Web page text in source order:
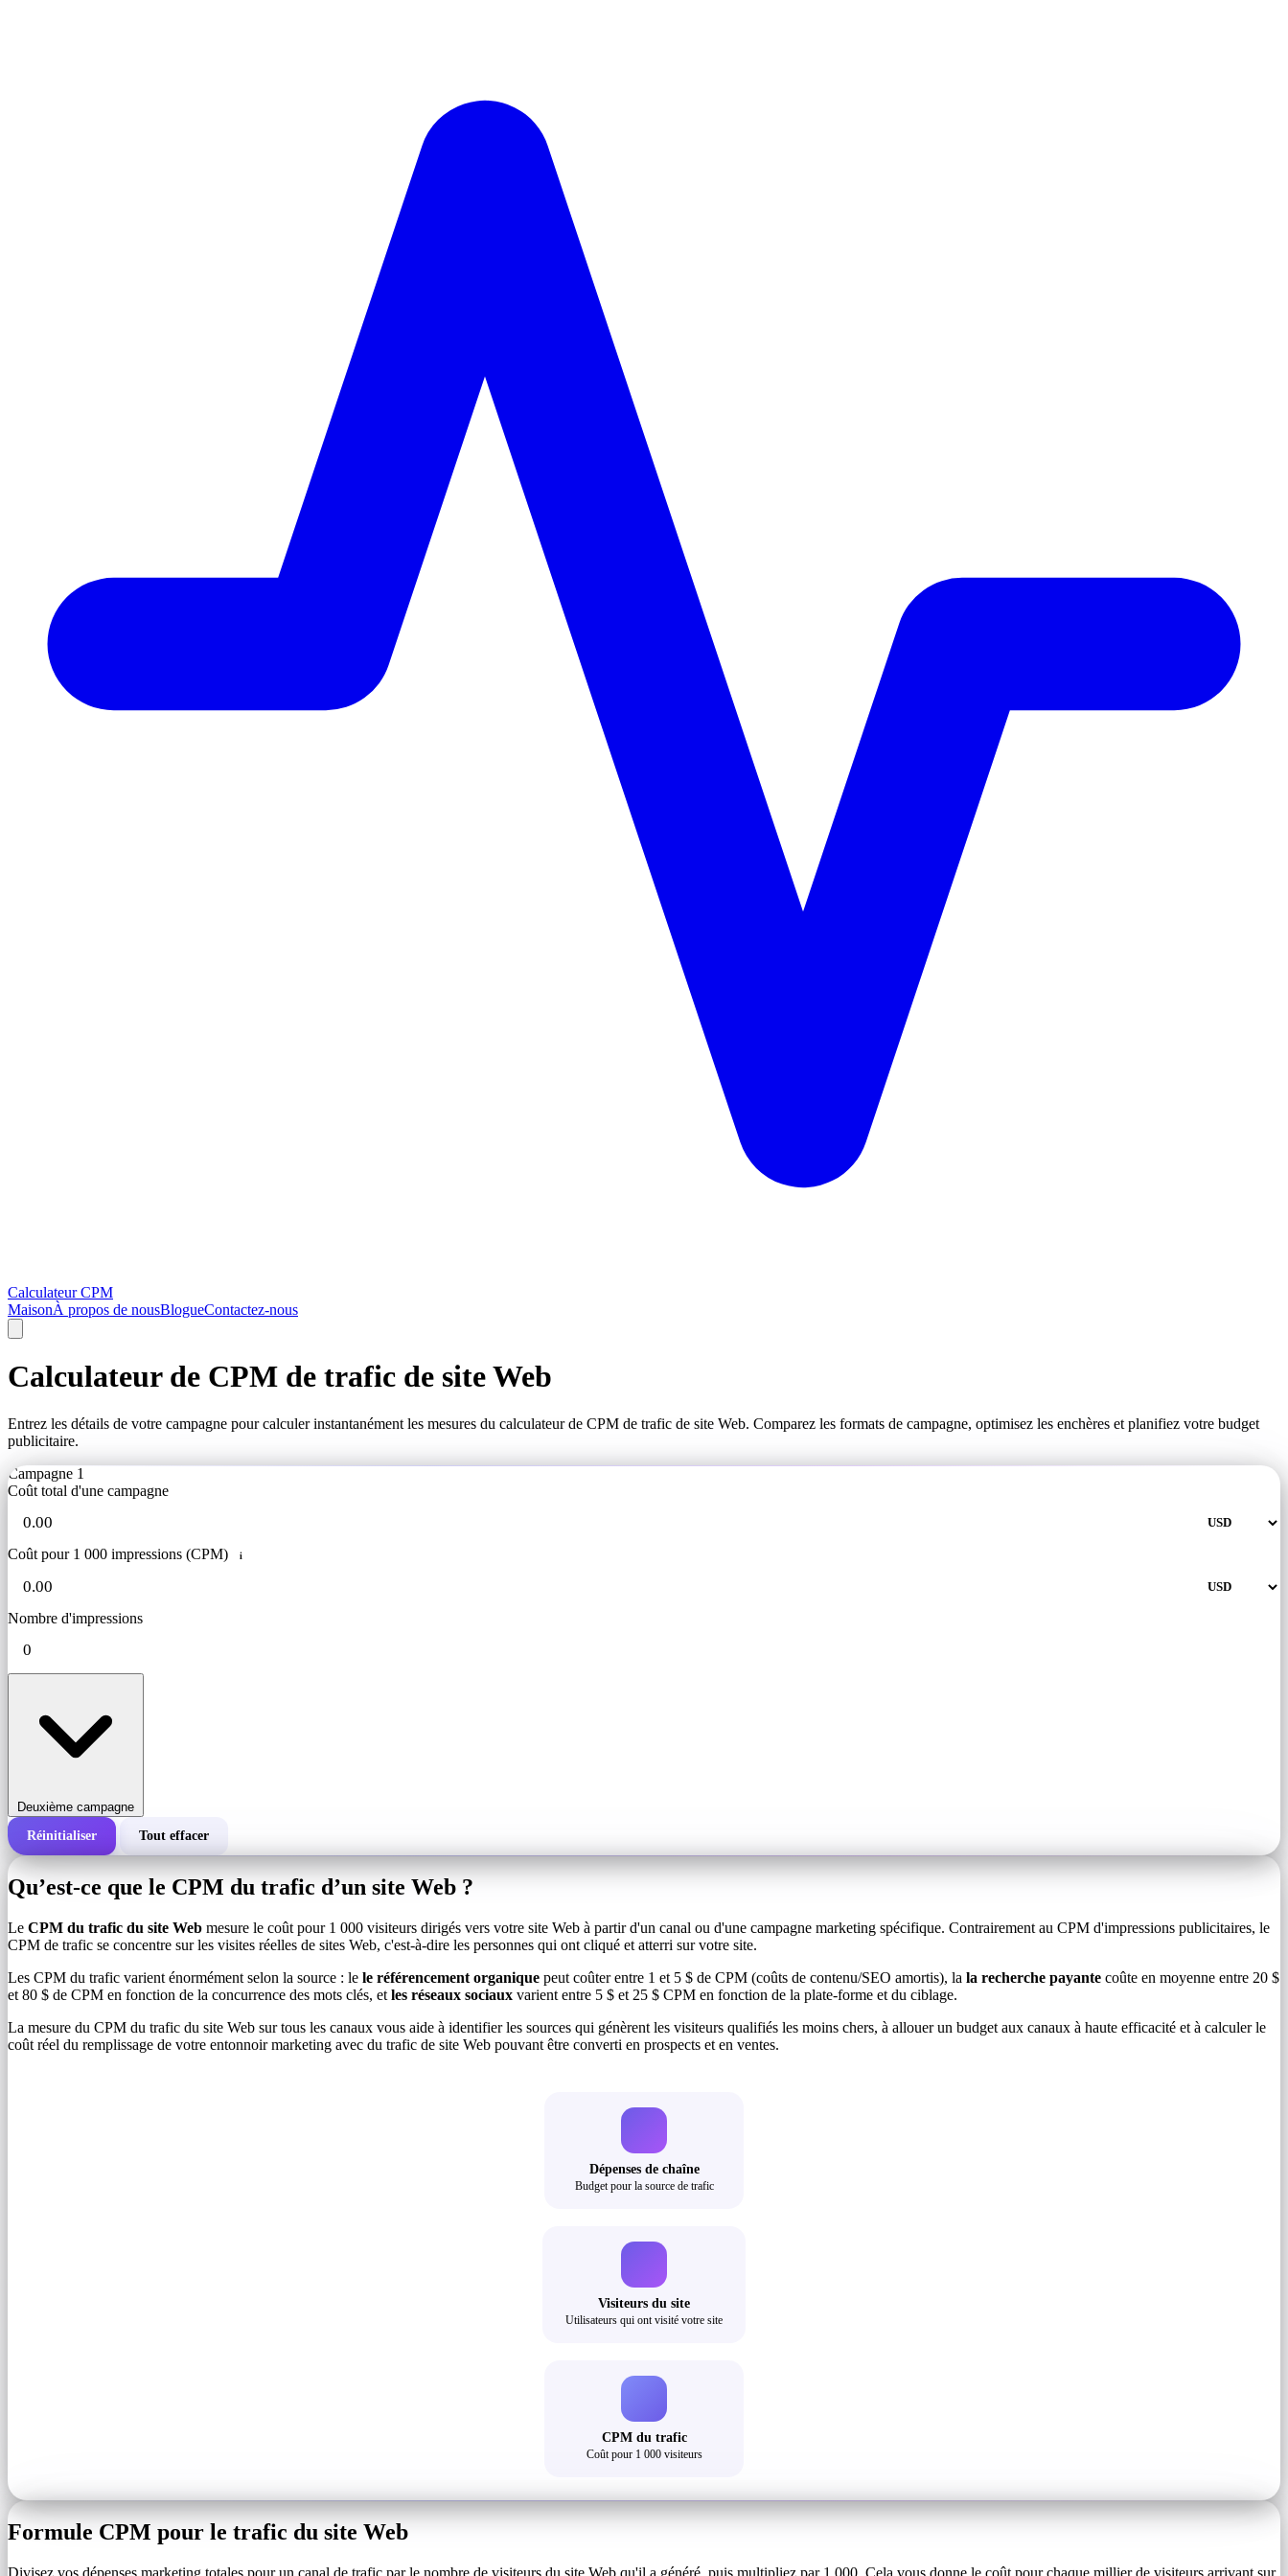
Calculateur CPM
MaisonÀ propos de nousBlogueContactez-nous
Calculateur de CPM de trafic de site Web
Entrez les détails de votre campagne pour calculer instantanément les mesures du calculateur de CPM de trafic de site Web. Comparez les formats de campagne, optimisez les enchères et planifiez votre budget
publicitaire.
Campagne 1
Coût total d'une campagne
Coût pour 1 000 impressions (CPM) i
Nombre d'impressions
Deuxième campagne
Coût total d'une campagne
Nombre d'impressions
Réinitialiser Tout effacer
Qu’est-ce que le CPM du trafic d’un site Web ?
Le CPM du trafic du site Web mesure le coût pour 1 000 visiteurs dirigés vers votre site Web à partir d'un canal ou d'une campagne marketing spécifique. Contrairement au CPM d'impressions publicitaires, le
CPM de trafic se concentre sur les visites réelles de sites Web, c'est-à-dire les personnes qui ont cliqué et atterri sur votre site.
Les CPM du trafic varient énormément selon la source : le le référencement organique peut coûter entre 1 et 5 $ de CPM (coûts de contenu/SEO amortis), la la recherche payante coûte en moyenne entre 20 $
et 80 $ de CPM en fonction de la concurrence des mots clés, et les réseaux sociaux varient entre 5 $ et 25 $ CPM en fonction de la plate-forme et du ciblage.
La mesure du CPM du trafic du site Web sur tous les canaux vous aide à identifier les sources qui génèrent les visiteurs qualifiés les moins chers, à allouer un budget aux canaux à haute efficacité et à calculer le
coût réel du remplissage de votre entonnoir marketing avec du trafic de site Web pouvant être converti en prospects et en ventes.
Dépenses de chaîne
Budget pour la source de trafic
Visiteurs du site
Utilisateurs qui ont visité votre site
CPM du trafic
Coût pour 1 000 visiteurs
Formule CPM pour le trafic du site Web
Divisez vos dépenses marketing totales pour un canal de trafic par le nombre de visiteurs du site Web qu'il a généré, puis multipliez par 1 000. Cela vous donne le coût pour chaque millier de visiteurs arrivant sur